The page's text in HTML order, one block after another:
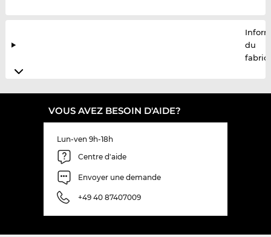
du
VOUS AVEZ BESOIN D'AIDE?
Lun-ven 9h-18h
Centre d'aide
Envoyer une demande
+49 40 87407009